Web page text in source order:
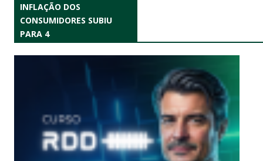
INFLAÇÃO DOS
CONSUMIDORES SUBIU
PARA 4